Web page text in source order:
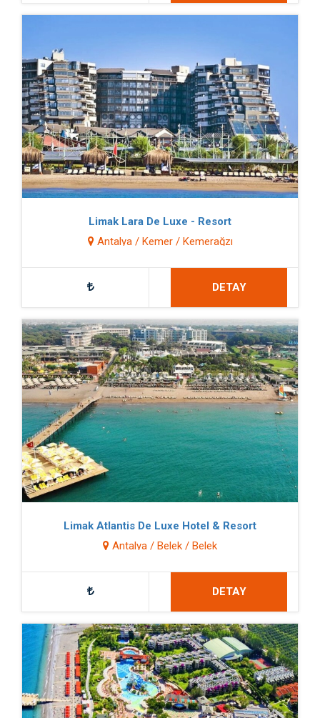
Limak Lara De Luxe - Resort
Antalya / Kemer / Kemerağzı
DETAY
Limak Atlantis De Luxe Hotel & Resort
Antalya / Belek / Belek
DETAY